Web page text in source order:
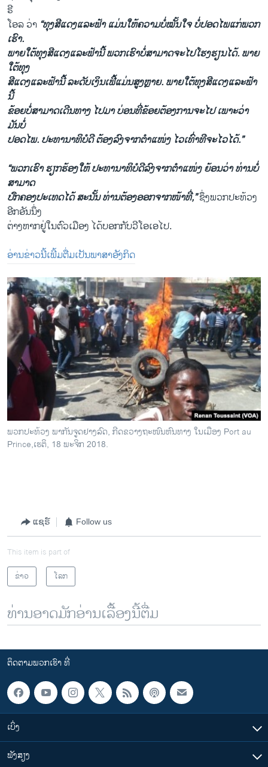
ຣີ​
ໂອ​ລ ວ່າ “ທຸງ​ສີ​ແດງ​ແລະ​ຟ້າ ແມ່ນ​ໃຫ້​ຄວາມ​ບໍ່​ໝັ້ນ​ໃຈ ບໍ່​ປອດ​ໄພ​ແກ່​ພວກ​
ເຮົາ.
ພາຍ​ໃຕ້ທຸງ​ສີ​ແດງ​ແລະ​ຟ້ານີ້ ພວກ​ເຮົາ​ບໍ່​ສາ​ມາດ​ຈະ​ໄປ​ໂຮງ​ຮຽນ​ໄດ້. ພາຍ​
ໃຕ້ທຸງ​
ສີ​ແດງ​ແລະ​ຟ້ານີ້ ລະ​ດັບ​ເງິນ​ເຟີ້​ແມ່ນ​ສູງ​ຫຼາຍ. ພາຍ​ໃຕ້ທຸງ​ສີ​ແດງ​ແລະ​ຟ້າ
ນີ້ ​
ຂ້ອຍ​ບໍ່​ສາມາດເດີນ​ທາງ ໄປມາ ບ່ອນ​ທີ່​ຂ້ອຍ​ຕ້ອງ​ການ​ຈະ​ໄປ ເພາະ​ວ່າ
ມັນ​ບໍ່​
ປອດ​ໄພ. ປະ​ທາ​ນາ​ທິ​ບໍ​ດີ ຕ້ອງ​ລົງ​ຈາກ​ຕຳ​ແໜ່ງ ໄວ​ເທົ່າ​ທີ​ຈະ​ໄວ​ໄດ້.”
“ພວກ​ເຮົາ ຮຽກ​ຮ້ອງ​ໃຫ້ ປະ​ທາ​ນາ​ທິ​ບໍ​ດີ​ລົງ​ຈາກ​ຕຳ​ແໜ່ງ ຍ້ອນ​ວ່າ ທ່ານ​ບໍ່​
ສາ​ມາດ​
ປົກ​ຄອງ​ປະ​ເທດ​ໄດ້ ສະ​ນັ້ນ ທ່ານ​ຕ້ອງ​ອອກ​ຈາກ​ໜ້າ​ທີ່,”ຊຶ່ງ​ພວກ​ປະ​ທ້ວງ
ອີກ​ອັນ​ນຶ່ງ​
ຕ່າງ​ຫາກ​ຢູ່​ໃນ​ຕົວ​ເມືອງ ໄດ້​ບອກ​ກັບວີ​ໂອ​ເອ​ໄປ.
ອ່ານ​ຂ່າວ​ນີ້​ເພີ້ມ​ຕື່ມ​ເປັນ​ພາ​ສາ​ອັງ​ກິດ
ພວກ​ປະ​ທ້ວງ ພ​າ​ກັນ​ຈູດ​ຢາງ​ລົດ, ກີດ​ຂວາງ​ຖະ​ໜົນ​ຫົນ​ທາງ ໃນ​ເມືອງ Port au
Prince,ເຮ​ຕິ, 18 ພະ​ຈິກ 2018.
ແຊຣ໌ Follow us
This item is part of
ຂ່າວ
ໂລກ
ທ່ານອາດມັກອ່ານເລື້ອງນີ້ຕື່ມ
ຕິດຕາມພວກເຮົາ ທີ່
ເບິ່ງ
ຟັງສຽງ